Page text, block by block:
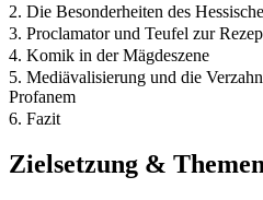
2. Die Besonderheiten des
3. Proclamator und Teufel zur
4. Komik in der Mägdeszene
5. Mediävalisierung und die
Profanem
6. Fazit
Zielsetzung &